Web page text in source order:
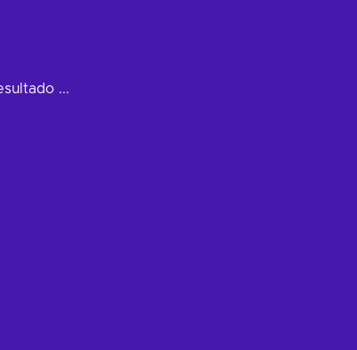
...